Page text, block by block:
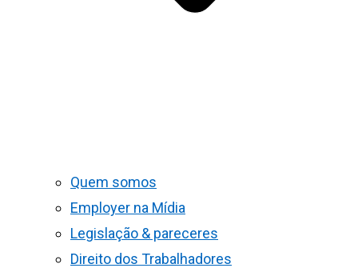
Quem somos
Employer na Mídia
Legislação & pareceres
Direito dos Trabalhadores